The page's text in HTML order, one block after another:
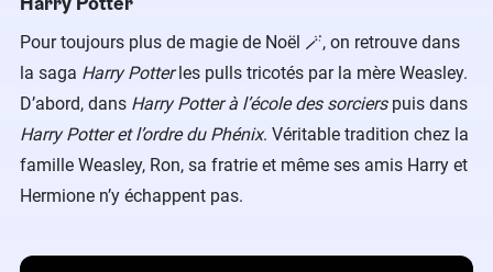
Pour toujours plus de magie de Noël 🪄, on retrouve dans
la saga Harry Potterles pulls tricotés par la mère Weasley.
D’abord, dans Harry Potter à l’école des sorciers puis dans
Harry Potter et l’ordre du Phénix. Véritable tradition chez la
famille Weasley, Ron, sa fratrie et même ses amis Harry et
Hermione n’y échappent pas.